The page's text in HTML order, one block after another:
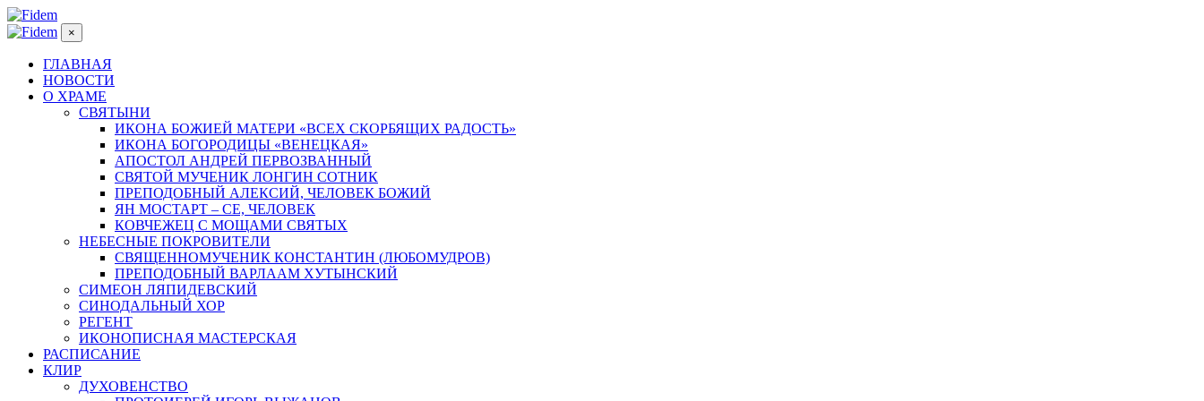
×
ГЛАВНАЯ
НОВОСТИ
О ХРАМЕ
СВЯТЫНИ
ИКОНА БОЖИЕЙ МАТЕРИ «ВСЕХ СКОРБЯЩИХ РАДОСТЬ»
ИКОНА БОГОРОДИЦЫ «ВЕНЕЦКАЯ»
АПОСТОЛ АНДРЕЙ ПЕРВОЗВАННЫЙ
СВЯТОЙ МУЧЕНИК ЛОНГИН СОТНИК
ПРЕПОДОБНЫЙ АЛЕКСИЙ, ЧЕЛОВЕК БОЖИЙ
ЯН МОСТАРТ – СЕ, ЧЕЛОВЕК
КОВЧЕЖЕЦ С МОЩАМИ СВЯТЫХ
НЕБЕСНЫЕ ПОКРОВИТЕЛИ
СВЯЩЕННОМУЧЕНИК КОНСТАНТИН (ЛЮБОМУДРОВ)
ПРЕПОДОБНЫЙ ВАРЛААМ ХУТЫНСКИЙ
СИМЕОН ЛЯПИДЕВСКИЙ
СИНОДАЛЬНЫЙ ХОР
РЕГЕНТ
ИКОНОПИСНАЯ МАСТЕРСКАЯ
РАСПИСАНИЕ
КЛИР
ДУХОВЕНСТВО